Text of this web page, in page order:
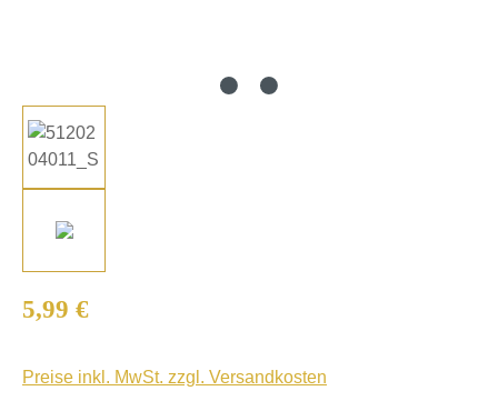
Regulärer Preis:
5,99 €
Preise inkl. MwSt. zzgl. Versandkosten